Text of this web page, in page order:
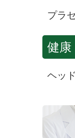
プラ
健康
ヘッ